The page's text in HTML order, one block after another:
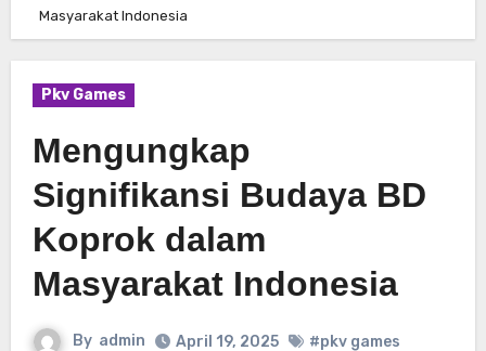
Masyarakat Indonesia
Pkv Games
Mengungkap
Signifikansi Budaya BD
Koprok dalam
Masyarakat Indonesia
By admin April 19, 2025 #pkv games